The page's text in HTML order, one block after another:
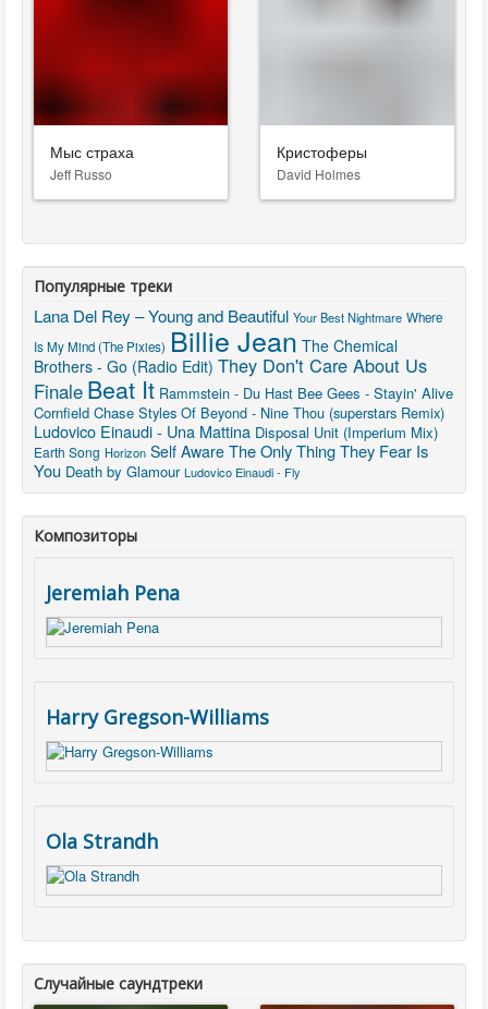
Мыс страха
Jeff Russo
Кристоферы
David Holmes
Популярные треки
Lana Del Rey – Young and Beautiful Your Best Nightmare Where
Is My Mind (The Pixies) Billie Jean The Chemical
Brothers - Go (Radio Edit) They Don't Care About Us
Finale Beat It Rammstein - Du Hast Bee Gees - Stayin' Alive
Cornfield Chase Styles Of Beyond - Nine Thou (superstars Remix)
Ludovico Einaudi - Una Mattina Disposal Unit (Imperium Mix)
Earth Song Horizon Self Aware The Only Thing They Fear Is
You Death by Glamour Ludovico Einaudi - Fly
Композиторы
Jeremiah Pena
Harry Gregson-Williams
Ola Strandh
Случайные саундтреки